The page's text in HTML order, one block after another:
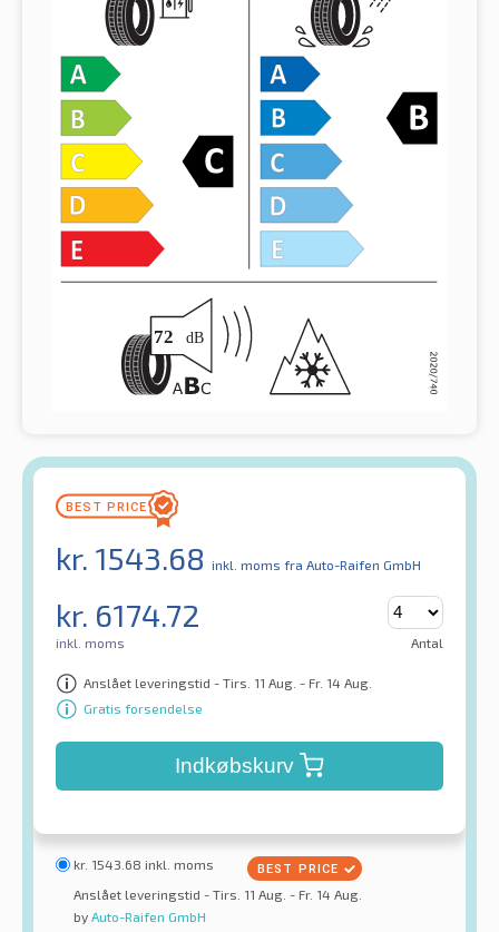
kr. 1543.68 inkl. moms fra Auto-Raifen GmbH
kr. 6174.72
inkl. moms Antal
Anslået leveringstid - Tirs. 11 Aug. - Fr. 14 Aug.
Gratis forsendelse
Indkøbskurv
kr. 1543.68 inkl. moms
Anslået leveringstid - Tirs. 11 Aug. - Fr. 14 Aug.
by Auto-Raifen GmbH